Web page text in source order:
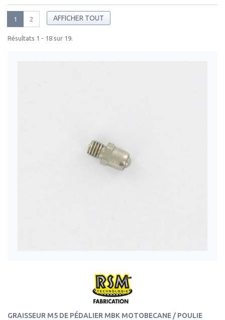
AFFICHER TOUT
1 2
Résultats 1 - 18 sur 19.
GRAISSEUR M5 DE PÉDALIER MBK MOTOBECANE / POULIE